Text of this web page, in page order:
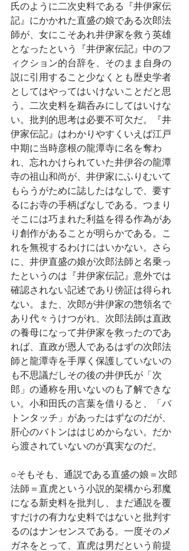
氏のように二次史料である『井伊家伝
記』にかかれた直盛の娘である次郎法
師が、女にこそあれ井伊家を救う英雄
となったという『井伊家伝記』中のフ
ィクション的台辞を、そのまま自身の
説に引用すること少なくとも歴史学者
としてはやってはいけないことだと思
う。二次史料を鵜呑みにしてはいけな
い。批判的思考は必要不可欠だ。『井
伊家伝記』はわかりやすくいえば江戸
中期に当時彦根の龍潭寺に名を奪わ
れ、忘れかけられていた井伊谷の龍潭
寺の祖山和尚が、井伊家にふりむいて
もらうがために誌したはなしで、要す
るにお寺の手柄ばなしである。つまり
そこには巧まれた利益を得る作為があ
り創作があることが明らかである。こ
れを無視するわけにはいかない。さら
に、井伊直盛の娘が次郎法師と名乗っ
たというのは『井伊家伝記』意外では
確認されない記述であり傍証は得られ
ない。また、次郎が井伊家の惣領名で
あり代々うけつがれ、次郎法師は直政
の養母になって井伊家を救ったのであ
れば、直政が恩人であるはずの次郎法
師と龍潭寺を手厚く保護していないの
も不思議だしその後の井伊氏が「次
郎」の通称を用いないのも了解できな
い。小和田氏の言葉を借りると、「バ
トンタッチ」があったはずなのだが、
肝心のバトンははじめからない。だか
ら渡されていないのが真実なのだ。
○そもそも、通説である直盛の娘＝次郎
法師＝直虎という小説的架構から邪魔
になる新史料を批判し、まだ通説を覆
すだけの有力な史料ではないと批判す
るのはナンセンスである。一度そのメ
ガネをとって、直虎は男だという前提